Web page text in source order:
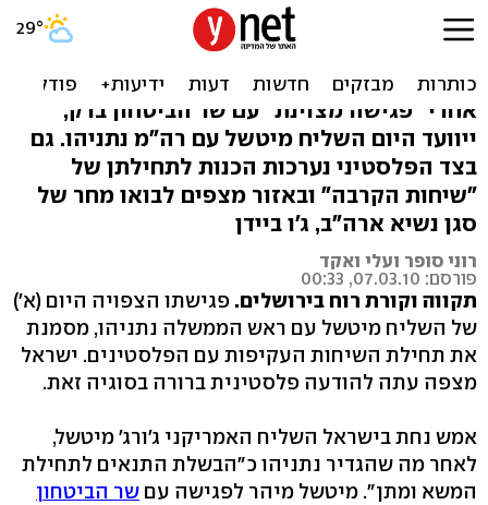
מיטשל באזור: שבוע של
שיחות קרבה ודילוגים
אחרי "פגישה מצוינת" עם שר הביטחון ברק,
ייוועד היום השליח מיטשל עם רה"מ נתניהו. גם
בצד הפלסטיני נערכות הכנות לתחילתן של
"שיחות הקרבה" ובאזור מצפים לבואו מחר של
סגן נשיא ארה"ב, ג'ו ביידן
רוני סופר ועלי ואקד
פורסם: 07.03.10, 00:33
תקווה וקורת רוח בירושלים. פגישתו הצפויה היום (א')
של השליח מיטשל עם ראש הממשלה נתניהו, מסמנת
את תחילת השיחות העקיפות עם הפלסטינים. ישראל
מצפה עתה להודעה פלסטינית ברורה בסוגיה זאת.
אמש נחת בישראל השליח האמריקני ג'ורג' מיטשל,
לאחר מה שהגדיר נתניהו כ"הבשלת התנאים לתחילת
המשא ומתן". מיטשל מיהר לפגישה עם שר הביטחון